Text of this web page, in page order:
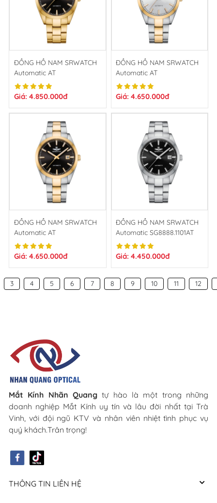
ĐỒNG HỒ NAM SRWATCH
Automatic AT
SG8888.1401AT
Giá: 4.850.000đ
ĐỒNG HỒ NAM SRWATCH
Automatic AT
SG8888.1202AT
Giá: 4.650.000đ
ĐỒNG HỒ NAM SRWATCH
Automatic AT
SG8888.1201AT
Giá: 4.650.000đ
ĐỒNG HỒ NAM SRWATCH
Automatic SG8888.1101AT
Giá: 4.450.000đ
3 4 5 6 7 8 9 10 11 12
Mắt Kính Nhãn Quangtự hào là một trong những
doanh nghiệp Mắt Kính uy tín và lâu đời nhất tại Trà
Vinh, với đội ngũ KTV và nhân viên nhiệt tình phục vụ
quý khách.Trân trọng!
THÔNG TIN LIÊN HỆ